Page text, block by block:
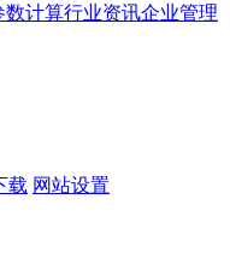
数计算行业资讯企业管理
载 网站设置